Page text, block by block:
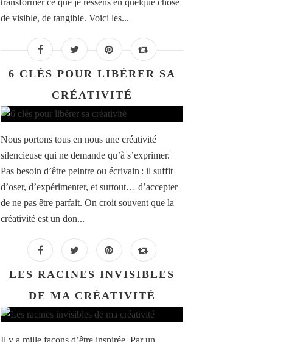
transformer ce que je ressens en quelque chose
de visible, de tangible. Voici les...
6 CLÉS POUR LIBÉRER SA
CRÉATIVITÉ
Nous portons tous en nous une créativité
silencieuse qui ne demande qu’à s’exprimer.
Pas besoin d’être peintre ou écrivain : il suffit
d’oser, d’expérimenter, et surtout… d’accepter
de ne pas être parfait. On croit souvent que la
créativité est un don...
LES RACINES INVISIBLES
DE MA CRÉATIVITÉ
Il y a mille façons d’être inspirée. Par un